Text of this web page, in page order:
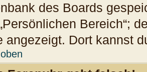
des Boards
Bereich“;
angezeigt. Dort kannst